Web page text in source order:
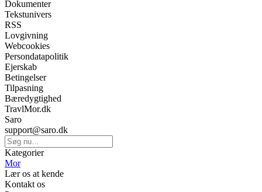
Dokumenter
Tekstunivers
RSS
Lovgivning
Webcookies
Persondatapolitik
Ejerskab
Betingelser
Tilpasning
Bæredygtighed
TravlMor.dk
Saro
support@saro.dk
Kategorier
Mor
Lær os at kende
Kontakt os